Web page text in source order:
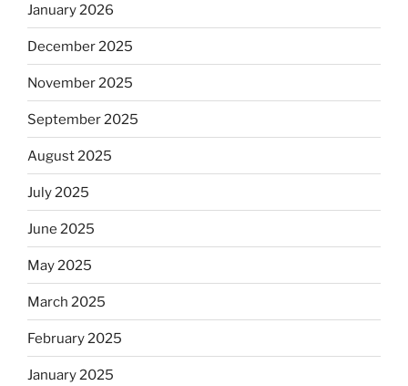
January 2026
December 2025
November 2025
September 2025
August 2025
July 2025
June 2025
May 2025
March 2025
February 2025
January 2025